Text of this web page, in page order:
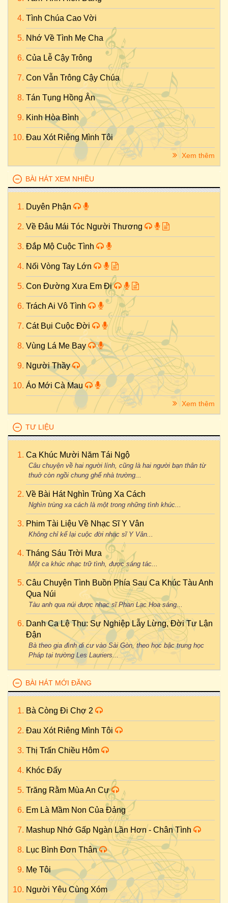
Tình Chúa Cao Vời
Nhớ Về Tình Mẹ Cha
Của Lễ Cậy Trông
Con Vẫn Trông Cậy Chúa
Tán Tụng Hồng Ân
Kinh Hòa Bình
Đau Xót Riêng Mình Tôi
Xem thêm
BÀI HÁT XEM NHIỀU
Duyên Phận
Về Đâu Mái Tóc Người Thương
Đắp Mộ Cuộc Tình
Nối Vòng Tay Lớn
Con Đường Xưa Em Đi
Trách Ai Vô Tình
Cát Bụi Cuộc Đời
Vùng Lá Me Bay
Người Thầy
Áo Mới Cà Mau
Xem thêm
TƯ LIỆU
Ca Khúc Mười Năm Tái Ngộ
Câu chuyện về hai người lính, cũng là hai người bạn thân từ
thuở còn ngồi chung ghế nhà trường...
Về Bài Hát Nghìn Trùng Xa Cách
Nghìn trùng xa cách là một trong những tình khúc...
Phim Tài Liệu Về Nhạc Sĩ Y Vân
Không chỉ kể lại cuộc đời nhạc sĩ Y Vân...
Tháng Sáu Trời Mưa
Một ca khúc nhạc trữ tình, được sáng tác...
Câu Chuyện Tình Buồn Phía Sau Ca Khúc Tàu Anh
Qua Núi
Tàu anh qua núi được nhạc sĩ Phan Lạc Hoa sáng...
Danh Ca Lệ Thu: Sự Nghiệp Lẫy Lừng, Đời Tư Lận
Đận
Bà theo gia đình di cư vào Sài Gòn, theo học bậc trung học
Pháp tại trường Les Lauriers...
BÀI HÁT MỚI ĐĂNG
Bà Còng Đi Chợ 2
Đau Xót Riêng Mình Tôi
Thị Trấn Chiều Hôm
Khóc Đấy
Trăng Rằm Mùa An Cư
Em Là Mầm Non Của Đảng
Mashup Nhớ Gấp Ngàn Lần Hơn - Chân Tình
Lục Bình Đơn Thân
Mẹ Tôi
Người Yêu Cùng Xóm